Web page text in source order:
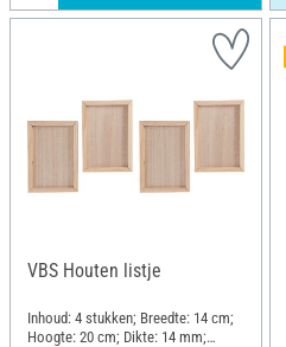
VBS Houten listje
Inhoud: 4 stukken; Breedte: 14 cm;
Hoogte: 20 cm; Dikte: 14 mm;